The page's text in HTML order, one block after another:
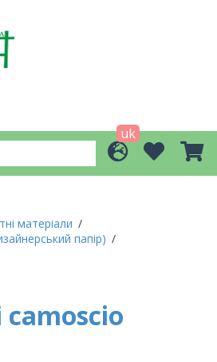
uk
матеріали
папір)
camoscio